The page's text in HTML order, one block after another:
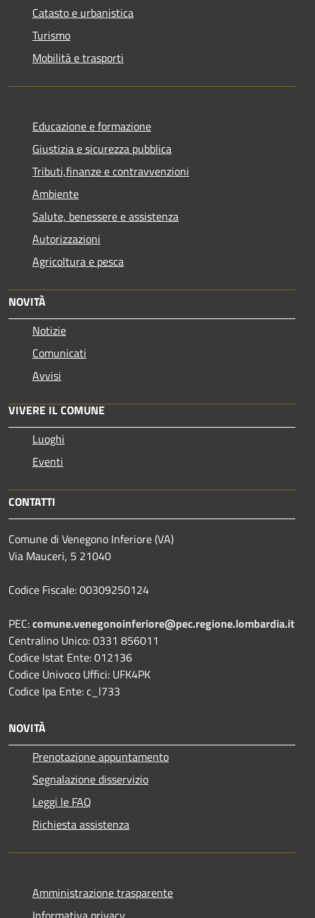
Catasto e urbanistica
Turismo
Mobilità e trasporti
Educazione e formazione
Giustizia e sicurezza pubblica
Tributi,finanze e contravvenzioni
Ambiente
Salute, benessere e assistenza
Autorizzazioni
Agricoltura e pesca
NOVITÀ
Notizie
Comunicati
Avvisi
VIVERE IL COMUNE
Luoghi
Eventi
CONTATTI
Comune di Venegono Inferiore (VA)
Via Mauceri, 5 21040
Codice Fiscale: 00309250124
PEC:comune.venegonoinferiore@pec.regione.lombardia.it
Centralino Unico: 0331 856011
Codice Istat Ente: 012136
Codice Univoco Uffici: UFK4PK
Codice Ipa Ente: c_l733
NOVITÀ
Prenotazione appuntamento
Segnalazione disservizio
Leggi le FAQ
Richiesta assistenza
Amministrazione trasparente